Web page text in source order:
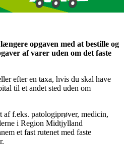
opgaven med at bestille og
af varer uden om det faste
efter en taxa, hvis du skal have
til et andet sted uden om
af f.eks. patologiprøver, medicin,
i Region Midtjylland
et fast rutenet med faste